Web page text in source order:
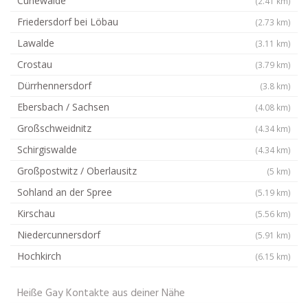
Friedersdorf bei Löbau (2.73 km)
Lawalde (3.11 km)
Crostau (3.79 km)
Dürrhennersdorf (3.8 km)
Ebersbach / Sachsen (4.08 km)
Großschweidnitz (4.34 km)
Schirgiswalde (4.34 km)
Großpostwitz / Oberlausitz (5 km)
Sohland an der Spree (5.19 km)
Kirschau (5.56 km)
Niedercunnersdorf (5.91 km)
Hochkirch (6.15 km)
Heiße Gay Kontakte aus deiner Nähe